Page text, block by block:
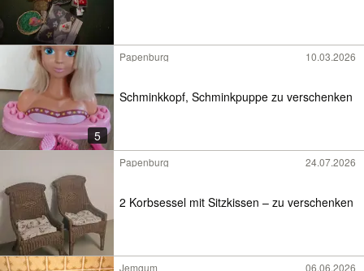
5
Papenburg 10.03.2026
Schminkkopf, Schminkpuppe zu verschenken
Papenburg 24.07.2026
2 Korbsessel mit Sitzkissen – zu verschenken
Jemgum 06.06.2026